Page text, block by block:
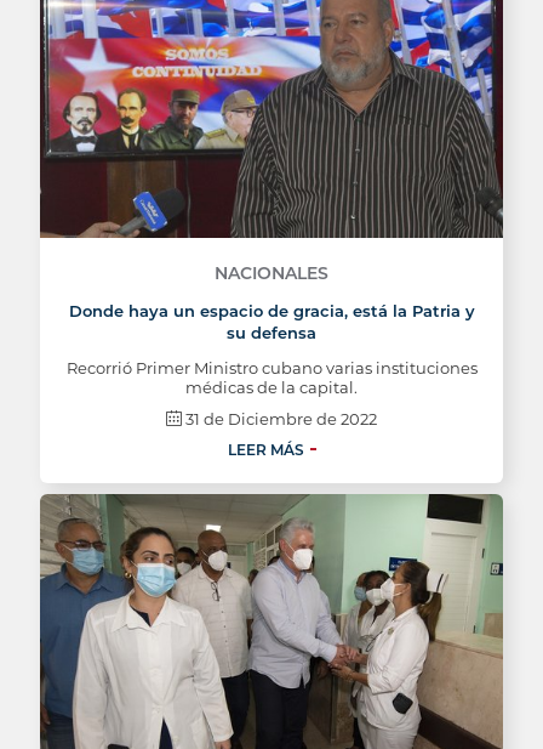
NACIONALES
Donde haya un espacio de gracia, está la Patria y
su defensa
Recorrió Primer Ministro cubano varias instituciones
médicas de la capital.
31 de Diciembre de 2022
LEER MÁS